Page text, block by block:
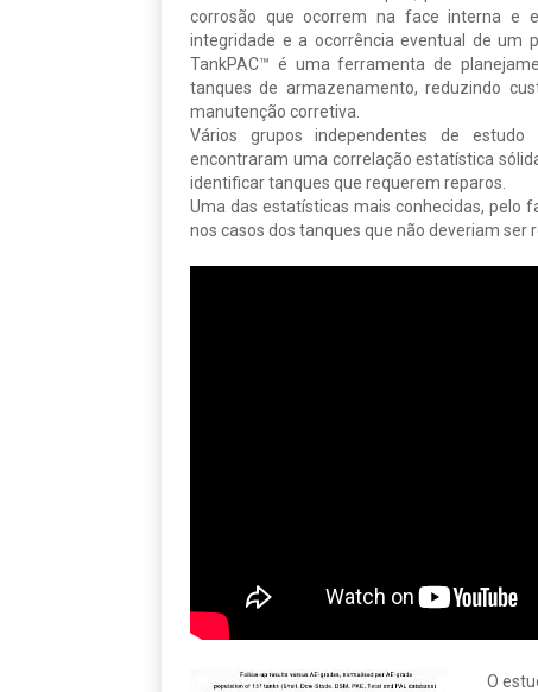
corrosão que ocorrem na face interna e
integridade e a ocorrência eventual de um
TankPAC™ é uma ferramenta de
tanques de armazenamento, reduzindo
manutenção corretiva.
Vários grupos independentes de
encontraram uma correlação estatística
identificar tanques que requerem reparos.
Uma das estatísticas mais conhecidas, pelo
nos casos dos tanques que não deveriam ser
O